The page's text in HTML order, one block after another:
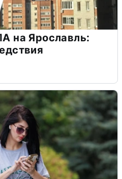
на Ярославль: